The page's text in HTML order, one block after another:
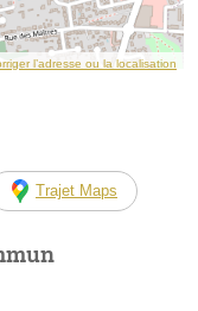
l’adresse ou la localisation
Trajet Maps